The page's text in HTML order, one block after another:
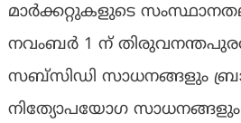
മാര്‍ക്കറ്റുകളുടെ
നവംബര്‍ 1 ന്
സബ്സിഡി സാധനങ്ങളും
നിത്യോപയോഗ സാധനങ്ങളും